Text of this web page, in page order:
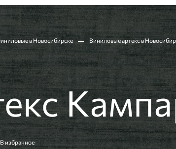
в Новосибирске Виниловые артекс в
В избранное